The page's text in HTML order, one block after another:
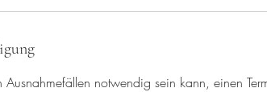
notwendig sein kann, einen